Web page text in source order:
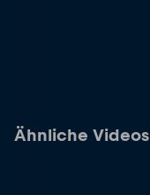
Ähnliche Videos